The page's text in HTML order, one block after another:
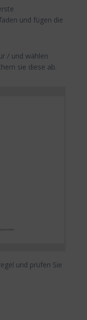
und fügen die
/ und wählen
sie diese ab.
und prüfen Sie